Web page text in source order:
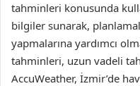
tahminleri konusunda
bilgiler sunarak,
yapmalarına yardımcı
tahminleri, uzun vadeli
AccuWeather, İzmir’de